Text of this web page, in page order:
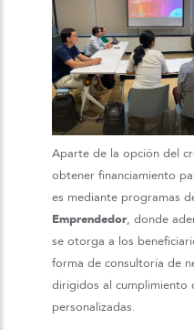
Aparte de la opción del
obtener financiamiento
es mediante programas
Emprendedor, donde
se otorga a los
forma de consultoría de
dirigidos al cumplimiento
personalizadas.